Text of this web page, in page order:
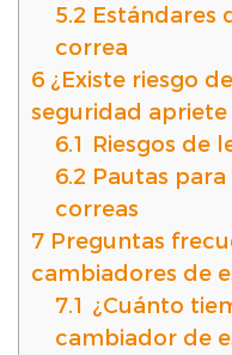
5.2 Estándares
correa
6 ¿Existe riesgo
seguridad
6.1 Riesgos de
6.2 Pautas
correas
7 Preguntas
cambiadores de
7.1 ¿Cuánto
cambiador de